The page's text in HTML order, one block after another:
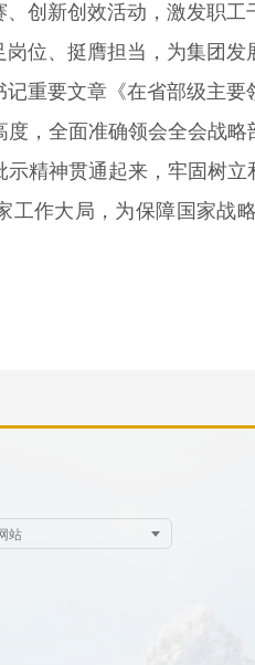
创新创效活动，激发职
位、挺膺担当，为集团发
重要文章《在省部级主
，全面准确领会全会战
精神贯通起来，牢固树
工作大局，为保障国家战